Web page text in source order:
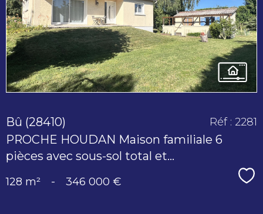
bien
Bû (28410)
PROCHE HOUDAN Maison familiale 6
pièces avec sous-sol total et...
Réf : 2281
128 m² - 346 000 €